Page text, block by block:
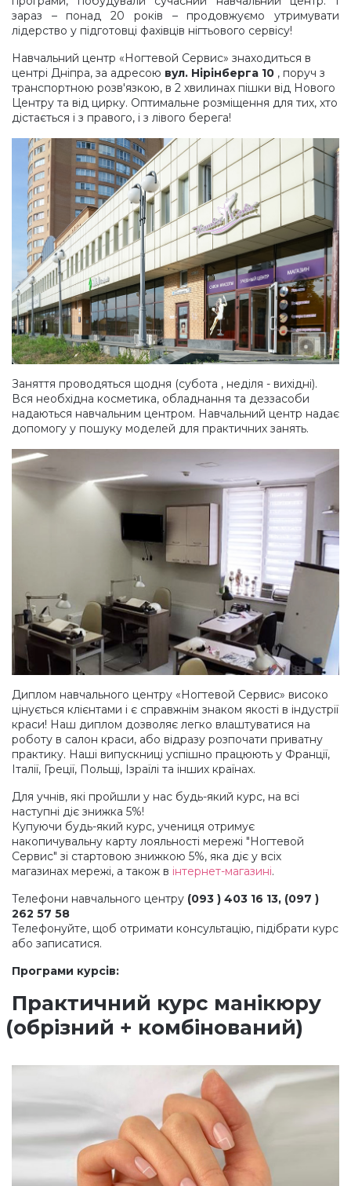
Гель-фарба Art Gel
4D гель-пластилін для ліплення
Лосьйони та креми для рук і ніг
Ремувери для педикюру
Скраби і пілінги
Сіль для рук і ніг
Маски для рук і ніг
Засоби для обробки порізів
Гарячий манікюр, парафін
Насадки корундові
Насадки полірувальні
Насадки для педикюру, пододиски
Лампи для манікюру
Пилки, бафи, полірувальники
Пензлики для нігтів
Аксесуари
Інструменти
Лаки та лікувальні засоби
Вії, Хна
Аксесуари, пінцети
Хна для біотату і брів
Трафарети для тату, біотату
Дезінфекція та стерилізація
Декор для нігтів
Мікс
Мікс Осінь
Мікс Різдво
Зірочки (каміфубукі)
3D Ромб (луска дракона)
3D Трикутники
Сердечка (каміфубукі)
Трикутники (каміфубукі)
Наклейки гнучкі лінії
Наліпки гнучкі лінії
Блискітки (пісок для нігтів)
Меланж (цукровий ефект)
Слюда
Інші прикраси
Фольга для лиття (ефект кракелюра)
Навчання
зараз – понад 20 років – продовжуємо утримувати
лідерство у підготовці фахівців нігтьового сервісу!
Навчальний центр «Ногтевой Сервис» знаходиться в
центрі Дніпра, за адресою вул. Нірінберга 10 , поруч з
транспортною розв'язкою, в 2 хвилинах пішки від Нового
Центру та від цирку. Оптимальне розміщення для тих, хто
дістається і з правого, і з лівого берега!
Заняття проводяться щодня (субота , неділя - вихідні).
Вся необхідна косметика, обладнання та деззасоби
надаються навчальним центром. Навчальний центр надає
допомогу у пошуку моделей для практичних занять.
Диплом навчального центру «Ногтевой Сервис» високо
цінується клієнтами і є справжнім знаком якості в індустрії
краси! Наш диплом дозволяє легко влаштуватися на
роботу в салон краси, або відразу розпочати приватну
практику. Наші випускниці успішно працюють у Франції,
Італії, Греції, Польщі, Ізраїлі та інших країнах.
Для учнів, які пройшли у нас будь-який курс, на всі
наступні діє знижка 5%!
Купуючи будь-який курс, учениця отримує
накопичувальну карту лояльності мережі "Ногтевой
Сервис" зі стартовою знижкою 5%, яка діє у всіх
магазинах мережі, а також в інтернет-магазині.
Телефони навчального центру (093 ) 403 16 13, (097 )
262 57 58
Телефонуйте, щоб отримати консультацію, підібрати курс
або записатися.
Програми курсів:
Практичний курс манікюру
(обрізний + комбінований)